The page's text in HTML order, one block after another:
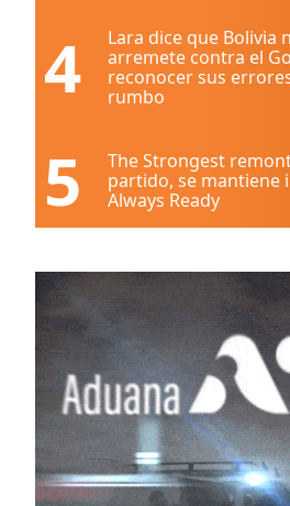
4
Lara dice que Bolivia
arremete contra el
reconocer sus
rumbo
5
The Strongest
partido, se mantiene
Always Ready